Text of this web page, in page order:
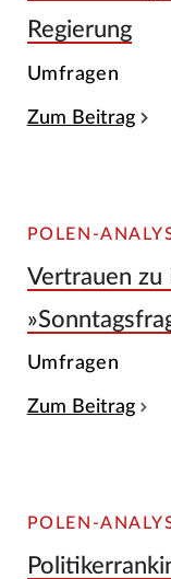
Regierung
Umfragen
Zum Beitrag
POLEN-
Vertrauen zu
Umfragen
Zum Beitrag
POLEN-